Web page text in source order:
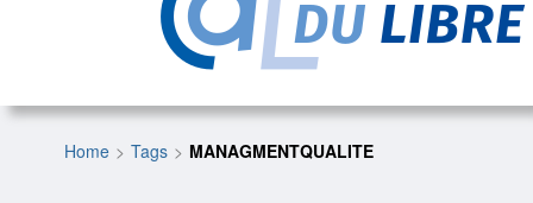
Home Tags MANAGMENTQUALITE